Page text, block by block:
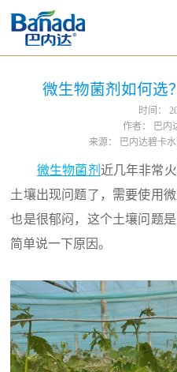
微生物菌剂如何选
时间：
作者：
巴内
来源：
巴内达碧卡
微生物菌剂 近几年非常
土壤出现问题了，需要使用
也是很郁闷，这个土壤问题
简单说一下原因。